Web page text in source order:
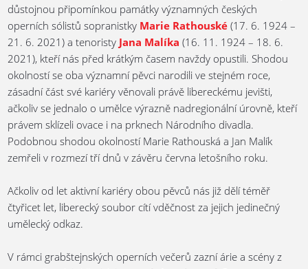
důstojnou připomínkou památky významných českých
operních sólistů sopranistky Marie Rathouské (17. 6. 1924 –
21. 6. 2021) a tenoristy Jana Malíka (16. 11. 1924 – 18. 6.
2021), kteří nás před krátkým časem navždy opustili. Shodou
okolností se oba významní pěvci narodili ve stejném roce,
zásadní část své kariéry věnovali právě libereckému jevišti,
ačkoliv se jednalo o umělce výrazně nadregionální úrovně, kteří
právem sklízeli ovace i na prknech Národního divadla.
Podobnou shodou okolností Marie Rathouská a Jan Malík
zemřeli v rozmezí tří dnů v závěru června letošního roku.
Ačkoliv od let aktivní kariéry obou pěvců nás již dělí téměř
čtyřicet let, liberecký soubor cítí vděčnost za jejich jedinečný
umělecký odkaz.
V rámci grabštejnských operních večerů zazní árie a scény z